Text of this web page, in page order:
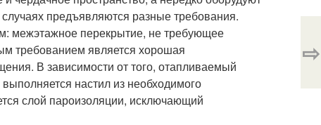
предъявляются разные требования.
межэтажное перекрытие, не требующее
требованием является хорошая
В зависимости от того, отапливаемый
настил из необходимого
слой пароизоляции, исключающий
⇨